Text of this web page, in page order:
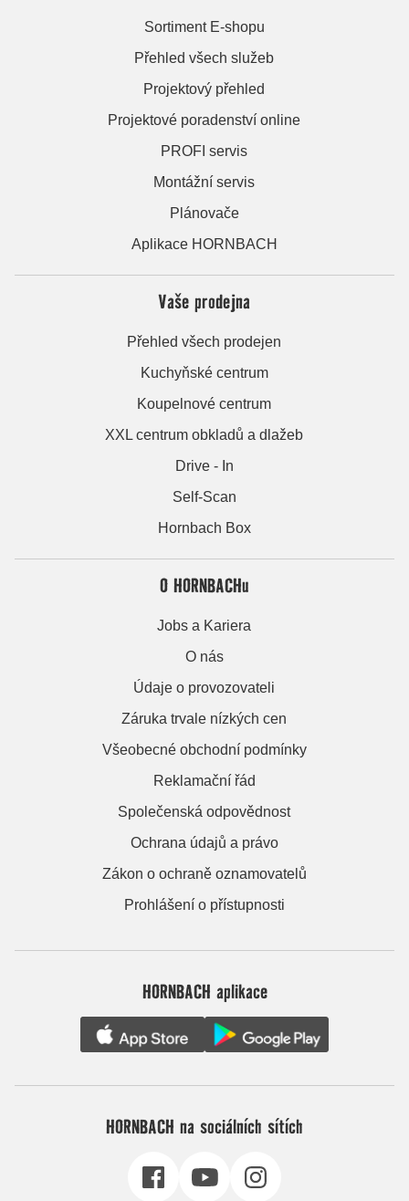
Sortiment E-shopu
Přehled všech služeb
Projektový přehled
Projektové poradenství online
PROFI servis
Montážní servis
Plánovače
Aplikace HORNBACH
Vaše prodejna
Přehled všech prodejen
Kuchyňské centrum
Koupelnové centrum
XXL centrum obkladů a dlažeb
Drive - In
Self-Scan
Hornbach Box
O HORNBACHu
Jobs a Kariera
O nás
Údaje o provozovateli
Záruka trvale nízkých cen
Všeobecné obchodní podmínky
Reklamační řád
Společenská odpovědnost
Ochrana údajů a právo
Zákon o ochraně oznamovatelů
Prohlášení o přístupnosti
HORNBACH aplikace
HORNBACH na sociálních sítích